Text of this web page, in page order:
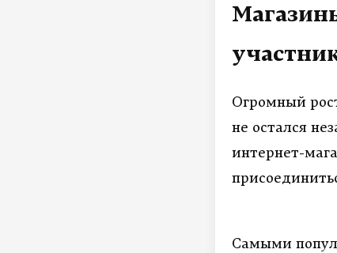
Огромный
не остался
интернет-
Самыми